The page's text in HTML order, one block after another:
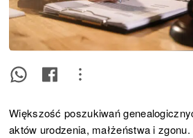
Większość poszukiwań
aktów urodzenia, małżeństwa i